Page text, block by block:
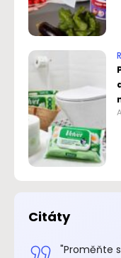
Citáty
"Proměňte